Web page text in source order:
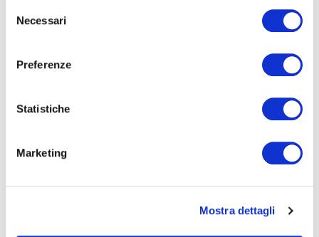
delNecessari
Preferenze
Statistiche
Marketing
Mostra dettagli
Spina con Piscina
Privata a due passi
dal Mare di Ostuni
CAMERE DA LETTO E BAGNI
SERVIZI
ESPERIENZE